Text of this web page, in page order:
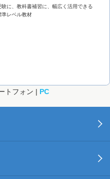
験に、教科書補習に、幅広く活用できる
準レベル教材
トフォン | PC